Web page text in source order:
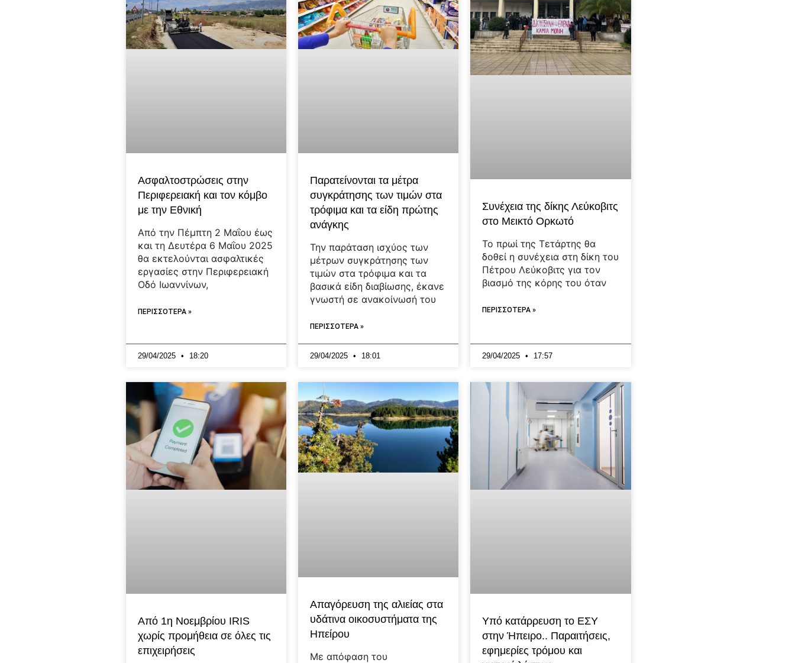
Ασφαλτοστρώσεις στην
Περιφερειακή και τον κόμβο
με την Εθνική
Από την Πέμπτη 2 Μαΐου έως
και τη Δευτέρα 6 Μαΐου 2025
θα εκτελούνται ασφαλτικές
εργασίες στην Περιφερειακή
Οδό Ιωαννίνων,
ΠΕΡΙΣΣΟΤΕΡΑ »
29/04/2025 18:20
Παρατείνονται τα μέτρα
συγκράτησης των τιμών στα
τρόφιμα και τα είδη πρώτης
ανάγκης
Την παράταση ισχύος των
μέτρων συγκράτησης των
τιμών στα τρόφιμα και τα
βασικά είδη διαβίωσης, έκανε
γνωστή σε ανακοίνωσή του
ΠΕΡΙΣΣΟΤΕΡΑ »
29/04/2025 18:01
Συνέχεια της δίκης Λεύκοβιτς
στο Μεικτό Ορκωτό
Το πρωί της Τετάρτης θα
δοθεί η συνέχεια στη δίκη του
Πέτρου Λεύκοβιτς για τον
βιασμό της κόρης του όταν
ΠΕΡΙΣΣΟΤΕΡΑ »
29/04/2025 17:57
Από 1η Νοεμβρίου IRIS
χωρίς προμήθεια σε όλες τις
επιχειρήσεις
Απαγόρευση της αλιείας στα
υδάτινα οικοσυστήματα της
Ηπείρου
Με απόφαση του
Υπό κατάρρευση το ΕΣΥ
στην Ήπειρο.. Παραιτήσεις,
εφημερίες τρόμου και